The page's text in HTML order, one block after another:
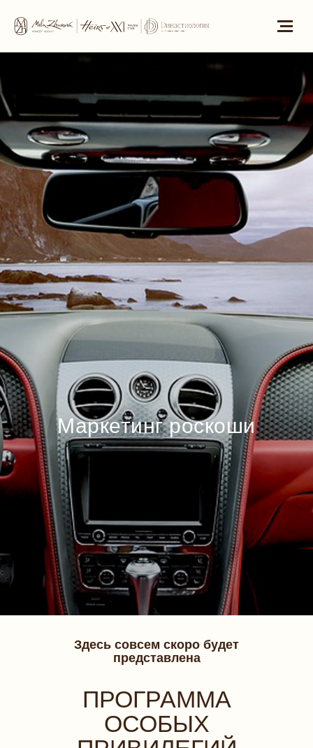
Маркетинг роскоши
Здесь совсем скоро будет
представлена
ПРОГРАММА
ОСОБЫХ